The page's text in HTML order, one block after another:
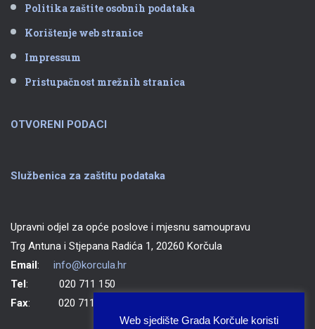
Politika zaštite osobnih podataka
Korištenje web stranice
Impressum
Pristupačnost mrežnih stranica
OTVORENI PODACI
Službenica za zaštitu podataka
Upravni odjel za opće poslove i mjesnu samoupravu
Trg Antuna i Stjepana Radića 1, 20260 Korčula
Email: info@korcula.hr
Tel: 020 711 150
Fax: 020 711 702
Web sjedište Grada Korčule koristi